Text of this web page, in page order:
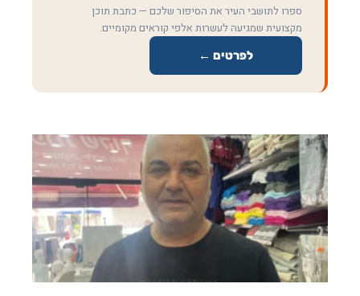
ספרו לתושבי העיר את הסיפור שלכם — כתבת תוכן
מקצועית שמגיעה לעשרות אלפי קוראים מקומיים.
לפרטים ←